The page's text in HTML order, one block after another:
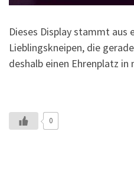
Dieses Display stammt aus
Lieblingskneipen, die
deshalb einen Ehrenplatz in
0